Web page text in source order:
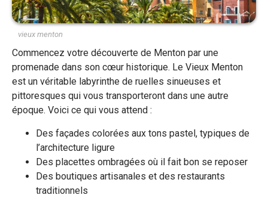
vieux menton
Commencez votre découverte de Menton par une
promenade dans son cœur historique. Le Vieux Menton
est un véritable labyrinthe de ruelles sinueuses et
pittoresques qui vous transporteront dans une autre
époque. Voici ce qui vous attend :
Des façades colorées aux tons pastel, typiques de
l’architecture ligure
Des placettes ombragées où il fait bon se reposer
Des boutiques artisanales et des restaurants
traditionnels